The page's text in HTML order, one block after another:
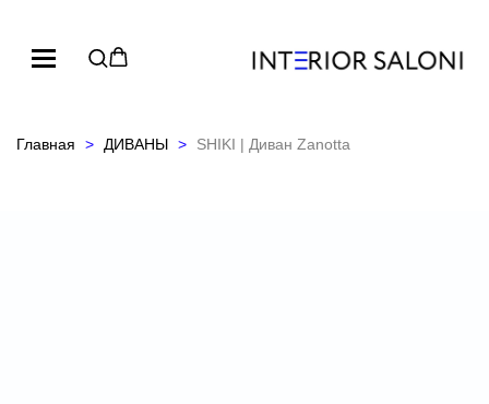
Главная ДИВАНЫ SHIKI | Диван Zanotta